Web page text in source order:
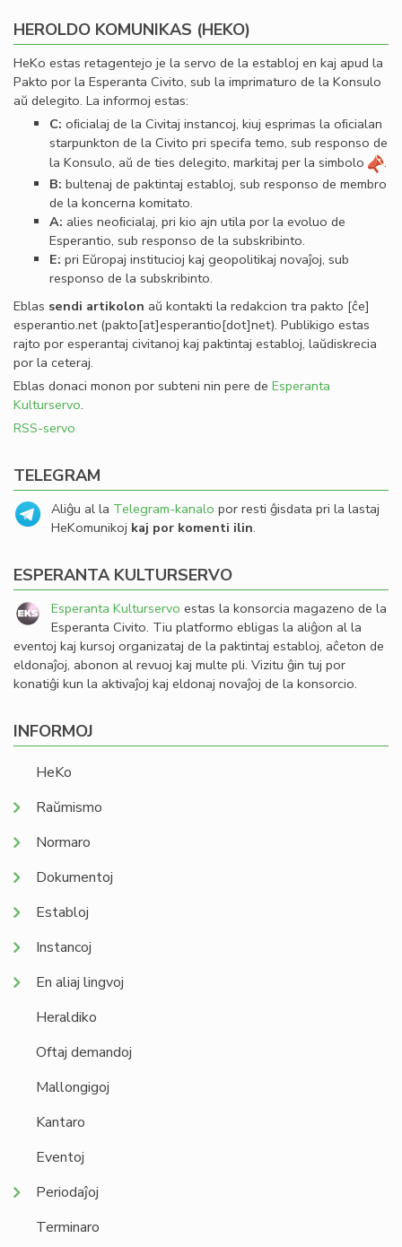
HEROLDO KOMUNIKAS (HEKO)
HeKo estas retagentejo je la servo de la establoj en kaj apud la
Pakto por la Esperanta Civito, sub la imprimaturo de la Konsulo
aŭ delegito. La informoj estas:
C: oﬁcialaj de la Civitaj instancoj, kiuj esprimas la oﬁcialan
starpunkton de la Civito pri specifa temo, sub responso de
la Konsulo, aŭ de ties delegito, markitaj per la simbolo
.
B: bultenaj de paktintaj establoj, sub responso de membro
de la koncerna komitato.
A: alies neoﬁcialaj, pri kio ajn utila por la evoluo de
Esperantio, sub responso de la subskribinto.
E: pri Eŭropaj institucioj kaj geopolitikaj novaĵoj, sub
responso de la subskribinto.
Eblas sendi artikolon aŭ kontakti la redakcion tra pakto [ĉe]
esperantio.net(pakto[at]esperantio[dot]net). Publikigo estas
rajto por esperantaj civitanoj kaj paktintaj establoj, laŭdiskrecia
por la ceteraj.
Eblas donaci monon por subteni nin pere de Esperanta
Kulturservo.
RSS-servo
TELEGRAM
Aliĝu al la Telegram-kanalo por resti ĝisdata pri la lastaj
HeKomunikoj kaj por komenti ilin.
ESPERANTA KULTURSERVO
Esperanta Kulturservo estas la konsorcia magazeno de la
Esperanta Civito. Tiu platformo ebligas la aliĝon al la
eventoj kaj kursoj organizataj de la paktintaj establoj, aĉeton de
eldonaĵoj, abonon al revuoj kaj multe pli. Vizitu ĝin tuj por
konatiĝi kun la aktivaĵoj kaj eldonaj novaĵoj de la konsorcio.
INFORMOJ
HeKo
Raŭmismo
Normaro
Dokumentoj
Establoj
Instancoj
En aliaj lingvoj
Heraldiko
Oftaj demandoj
Mallongigoj
Kantaro
Eventoj
Periodaĵoj
Terminaro